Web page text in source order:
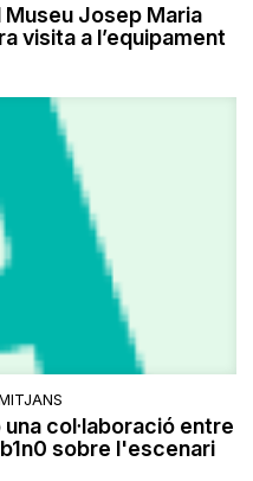
Josep Maria
visita a l’equipament
una col·laboració entre
sobre l'escenari